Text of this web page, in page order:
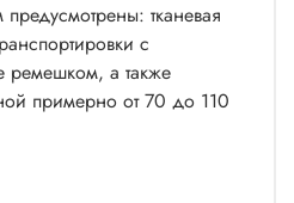
тканевая
с
ремешком, а также
примерно от 70 до 110